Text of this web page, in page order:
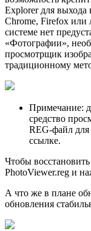
Explorer для выхода
Chrome, Firefox или
системе нет
«Фотографии»,
просмотрщик
традиционному
Примечание:
средство
REG-файл для
ссылке.
Чтобы
PhotoViewer.reg и
А что же в плане
обновления